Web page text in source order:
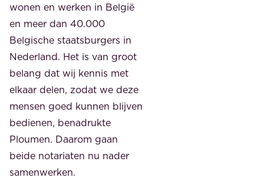
wonen en werken in België
en meer dan 40.000
Belgische staatsburgers in
Nederland. Het is van groot
belang dat wij kennis met
elkaar delen, zodat we deze
mensen goed kunnen blijven
bedienen, benadrukte
Ploumen. Daarom gaan
beide notariaten nu nader
samenwerken.